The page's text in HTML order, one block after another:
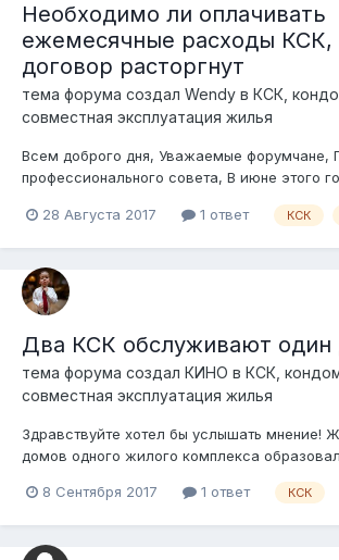
Необходимо ли оплачивать
ежемесячные расходы КСК,
договор расторгнут
тема форума создал Wendy в КСК,
совместная эксплуатация жилья
Всем доброго дня, Уважаемые форумчане,
профессионального совета, В июне этого
судья указала, что эксплуатационные
собственниками нежилого помеще...
28 Августа 2017 1 ответ КСК
Два КСК обслуживают один
тема форума создал КИНО в КСК,
совместная эксплуатация жилья
Здравствуйте хотел бы услышать мнение!
домов одного жилого комплекса
инициативная группа (неплательщики)
обслуживания одного из домов. Одна...
8 Сентября 2017 1 ответ КСК